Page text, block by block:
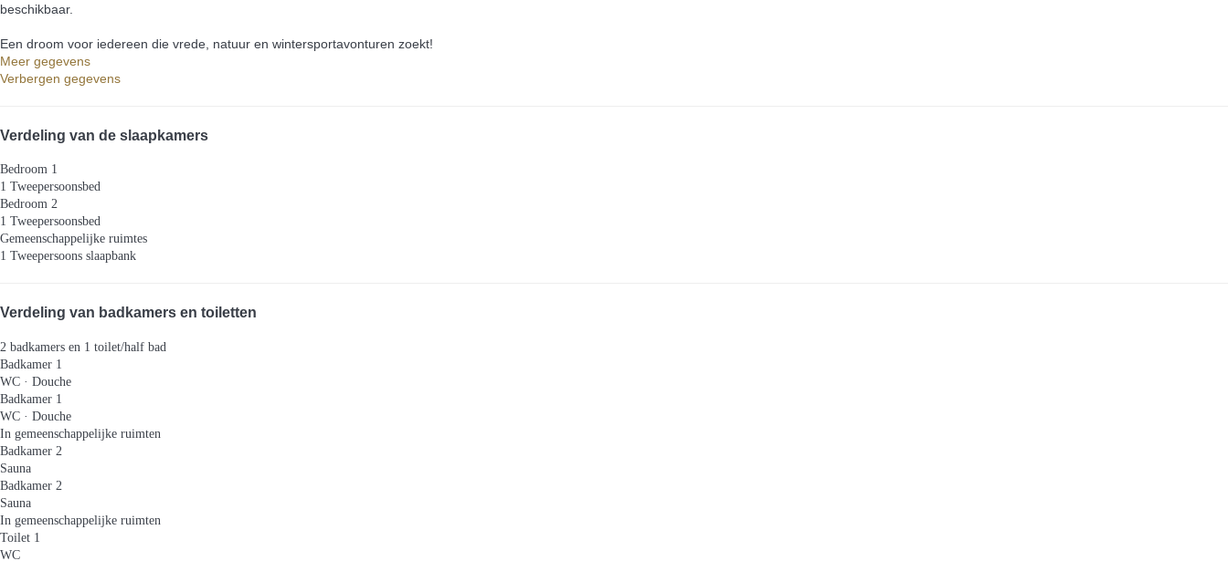
beschikbaar.
Een droom voor iedereen die vrede, natuur en wintersportavonturen zoekt!
Meer gegevens
Verbergen gegevens
Verdeling van de slaapkamers
Bedroom 1
1 Tweepersoonsbed
Bedroom 2
1 Tweepersoonsbed
Gemeenschappelijke ruimtes
1 Tweepersoons slaapbank
Verdeling van badkamers en toiletten
2 badkamers en 1 toilet/half bad
Badkamer 1
WC · Douche
Badkamer 1
WC · Douche
In gemeenschappelijke ruimten
Badkamer 2
Sauna
Badkamer 2
Sauna
In gemeenschappelijke ruimten
Toilet 1
WC